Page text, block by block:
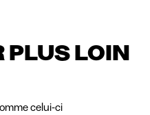
PLUS LOIN
celui-ci